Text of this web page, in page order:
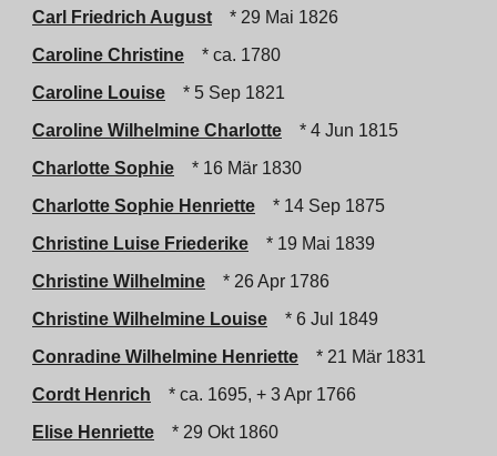
Carl Friedrich August
* 29 Mai 1826
Caroline Christine
* ca. 1780
Caroline Louise
* 5 Sep 1821
Caroline Wilhelmine Charlotte
* 4 Jun 1815
Charlotte Sophie
* 16 Mär 1830
Charlotte Sophie Henriette
* 14 Sep 1875
Christine Luise Friederike
* 19 Mai 1839
Christine Wilhelmine
* 26 Apr 1786
Christine Wilhelmine Louise
* 6 Jul 1849
Conradine Wilhelmine Henriette
* 21 Mär 1831
Cordt Henrich
* ca. 1695, + 3 Apr 1766
Elise Henriette
* 29 Okt 1860